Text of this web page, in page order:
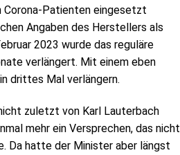
Corona-Patienten eingesetzt
Angaben des Herstellers als
2023 wurde das reguläre
verlängert. Mit einem eben
drittes Mal verlängern.
zuletzt von Karl Lauterbach
mehr ein Versprechen, das nicht
Da hatte der Minister aber längst